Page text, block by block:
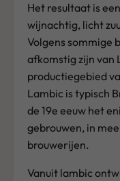
Het resultaat is
wijnachtig, licht
Volgens sommige
afkomstig zijn van
productiegebied
Lambic is typisch
de 19e eeuw het
gebrouwen, in
brouwerijen.
Vanuit lambic